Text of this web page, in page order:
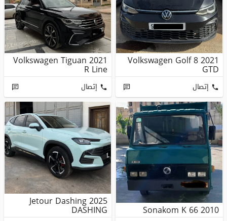
Volkswagen Golf 8 2021
GTD
إتصال
Volkswagen Tiguan 2021
R Line
إتصال
Sonakom K 66 2010
Jetour Dashing 2025
DASHING